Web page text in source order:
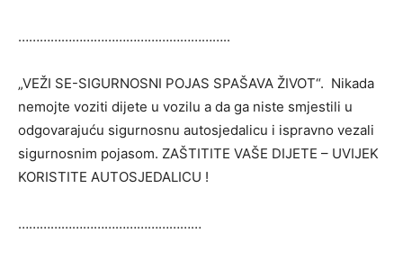
…………………………………………………..
„VEŽI SE-SIGURNOSNI POJAS SPAŠAVA ŽIVOT“. Nikada
nemojte voziti dijete u vozilu a da ga niste smjestili u
odgovarajuću sigurnosnu autosjedalicu i ispravno vezali
sigurnosnim pojasom. ZAŠTITITE VAŠE DIJETE – UVIJEK
KORISTITE AUTOSJEDALICU !
……………………………………………